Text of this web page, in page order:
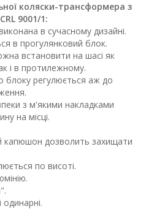
коляски-трансформера з
9001/1:
в сучасному дизайні.
в прогулянковий блок.
встановити на шасі як
і в протилежному.
блоку регулюється аж до
з м'якими накладками
на місці.
капюшон дозволить захищати
по висоті.
одинарні.